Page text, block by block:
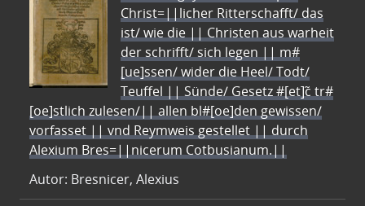
Christ=||licher Ritterschafft/ das
ist/ wie die || Christen aus warheit
der schrifft/ sich legen || m#
[ue]ssen/ wider die Heel/ Todt/
Teuffel || Sünde/ Gesetz #[et]c̃ tr#
[oe]stlich zulesen/|| allen bl#[oe]den gewissen/
vorfasset || vnd Reymweis gestellet || durch
Alexium Bres=||nicerum Cotbusianum.||
Autor: Bresnicer, Alexius